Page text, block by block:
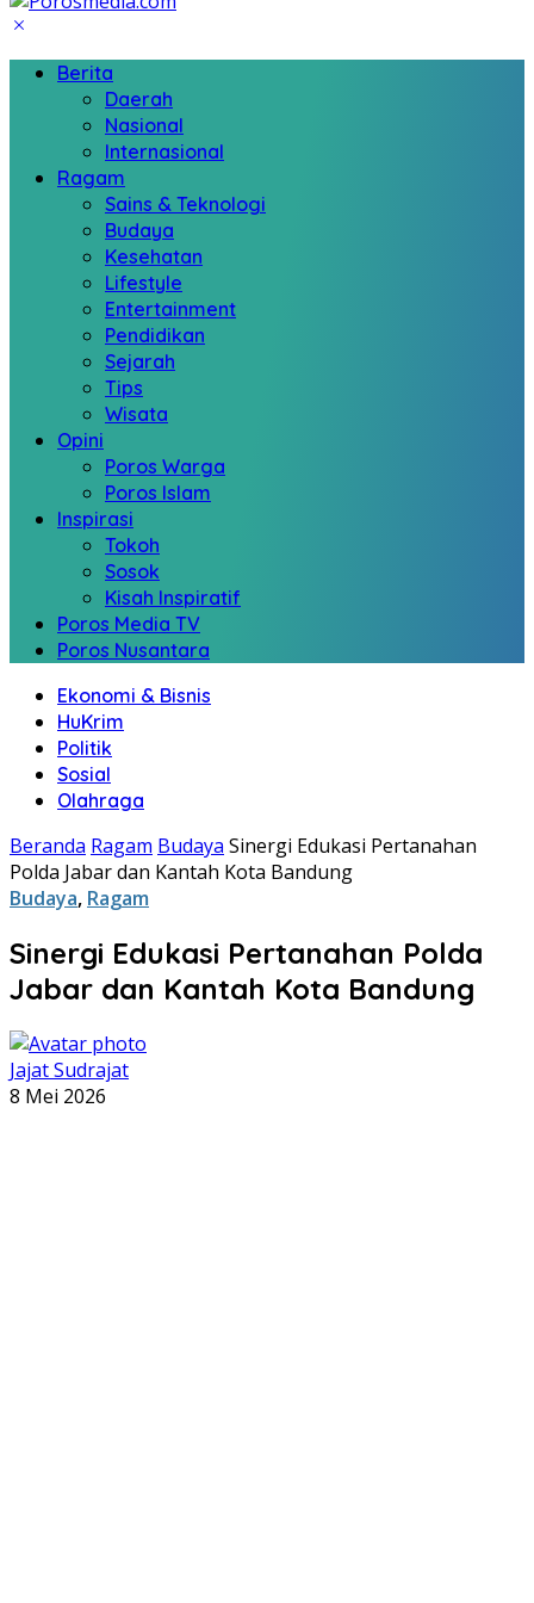
Berita
Daerah
Nasional
Internasional
Ragam
Sains & Teknologi
Budaya
Kesehatan
Lifestyle
Entertainment
Pendidikan
Sejarah
Tips
Wisata
Opini
Poros Warga
Poros Islam
Inspirasi
Tokoh
Sosok
Kisah Inspiratif
Poros Media TV
Poros Nusantara
Ekonomi & Bisnis
HuKrim
Politik
Sosial
Olahraga
Beranda Ragam Budaya Sinergi Edukasi Pertanahan
Polda Jabar dan Kantah Kota Bandung
Budaya, Ragam
Sinergi Edukasi Pertanahan Polda
Jabar dan Kantah Kota Bandung
Jajat Sudrajat
8 Mei 2026